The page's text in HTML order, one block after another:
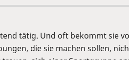
tätig. Und oft bekommt sie
die sie machen sollen,